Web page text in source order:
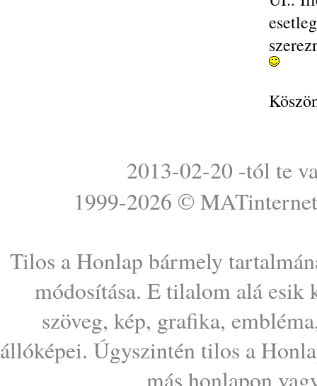
2013-02-20 -tól te
1999-2026 © MATinternet
Tilos a Honlap bármely
módosítása. E tilalom alá esik
szöveg, kép, grafika,
állóképei. Úgyszintén tilos a
más honlapon